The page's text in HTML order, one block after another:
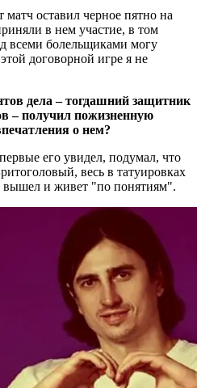
матч оставил черное пятно на
в нем участие, в том
всеми болельщиками могу
договорной игре я не
дела – тогдашний защитник
– получил пожизненную
о нем?
его увидел, подумал, что
весь в татуировках
вышел и живет "по понятиям".